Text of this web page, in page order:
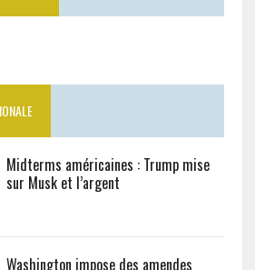
Midterms américaines : Trump mise
sur Musk et l’argent
Washington impose des amendes